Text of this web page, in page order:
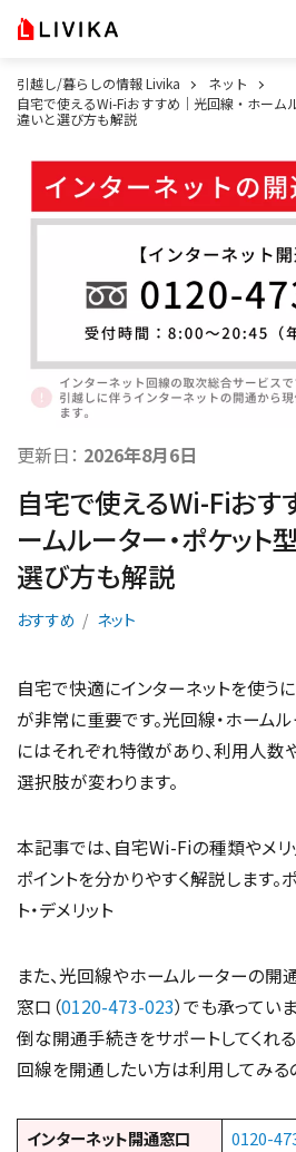
引越し/暮らしの情報 Livika
ネット
自宅で使えるWi-Fiおすすめ｜光回線・ホーム
違いと選び方も解説
更新日： 2026年8月6日
自宅で使えるWi-Fiおす
ームルーター・ポケット
選び方も解説
おすすめ ネット
自宅で快適にインターネットを使う
が非常に重要です。光回線・ホーム
にはそれぞれ特徴があり、利用人数
選択肢が変わります。
本記事では、自宅Wi-Fiの種類やメリ
ポイントを分かりやすく解説します。
ト・デメリット
また、光回線やホームルーターの開
窓口（0120-473-023）でも承ってい
倒な開通手続きをサポートしてくれ
回線を開通したい方は利用してみる
インターネット開通窓口
0120-